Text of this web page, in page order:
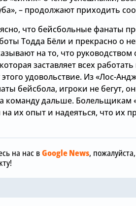
– продолжают приходить
что бейсбольные фанаты
Тодда Бёли и прекрасно о
на то, что руководством
заставляет всех работать
этого удовольствие. Из «Лос-
бейсбола, игроки не бегут,
команду дальше. Болельщикам
их опыт и надеяться, что их
на нас вGoogle News,
Зачем Джош Ачимпонг
«Челси» понадобился